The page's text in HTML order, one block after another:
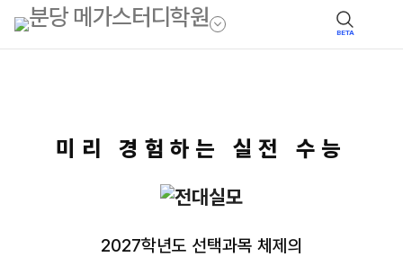
BETA
미리 경험하는 실전 수능
2027학년도 선택과목 체제의